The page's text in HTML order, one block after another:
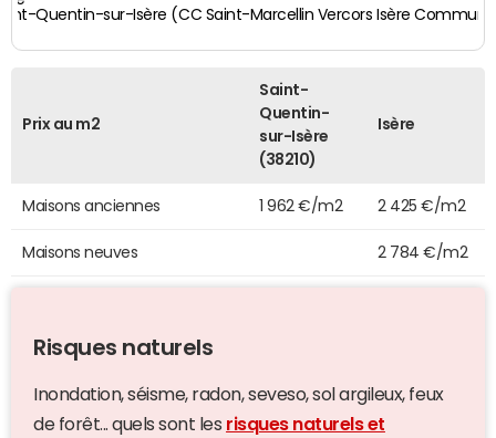
Quentin-sur-Isère (CC Saint-Marcellin Vercors Isère
Prix au m2
Saint-
Quentin-
sur-Isère
(38210)
Isère
Maisons anciennes 1 962 €/m2 2 425 €/m2
Maisons neuves 2 784 €/m2
Risques naturels
Inondation, séisme, radon, seveso, sol argileux, feux
de forêt... quels sont les risques naturels et